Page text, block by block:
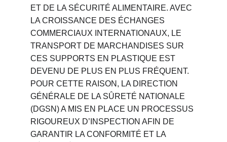
ET DE LA SÉCURITÉ ALIMENTAIRE. AVEC
LA CROISSANCE DES ÉCHANGES
COMMERCIAUX INTERNATIONAUX, LE
TRANSPORT DE MARCHANDISES SUR
CES SUPPORTS EN PLASTIQUE EST
DEVENU DE PLUS EN PLUS FRÉQUENT.
POUR CETTE RAISON, LA DIRECTION
GÉNÉRALE DE LA SÛRETÉ NATIONALE
(DGSN) A MIS EN PLACE UN PROCESSUS
RIGOUREUX D’INSPECTION AFIN DE
GARANTIR LA CONFORMITÉ ET LA